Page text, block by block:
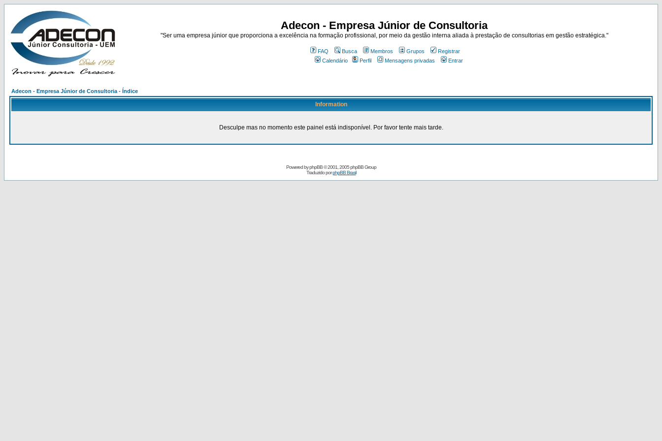
Adecon - Empresa Júnior de Consultoria
"Ser uma empresa júnior que proporciona a excelência na formação profissional, por meio da gestão interna aliada à prestação de consultorias em gestão estratégica."
FAQ Busca Membros Grupos
Registrar
Calendário
Perfil Mensagens privadas Entrar
Adecon - Empresa Júnior de Consultoria - Índice
Information
Desculpe mas no momento este painel está indisponível. Por favor tente mais tarde.
Powered byphpBB© 2001, 2005 phpBB Group
Traduzido porphpBB Brasil